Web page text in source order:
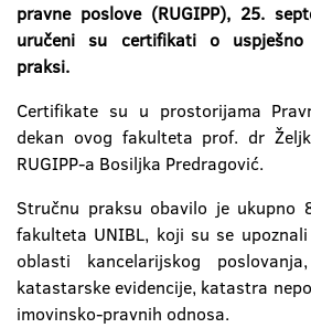
pravne poslove (RUGIPP), 25.
uručeni su certifikati o uspješno
praksi.
Certifikate su u prostorijama
dekan ovog fakulteta prof. dr
RUGIPP-a Bosiljka Predragović.
Stručnu praksu obavilo je ukupno
fakulteta UNIBL, koji su se
oblasti kancelarijskog
katastarske evidencije, katastra
imovinsko-pravnih odnosa.